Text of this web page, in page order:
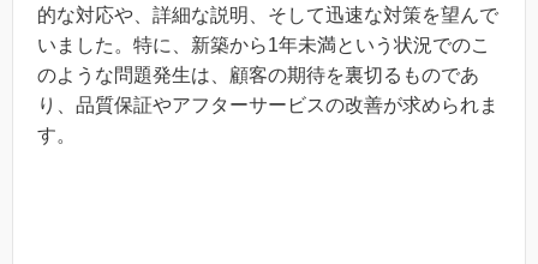
的な対応や、詳細な説明、そして迅速な対策を望んで
いました。特に、新築から1年未満という状況でのこ
のような問題発生は、顧客の期待を裏切るものであ
り、品質保証やアフターサービスの改善が求められま
す。